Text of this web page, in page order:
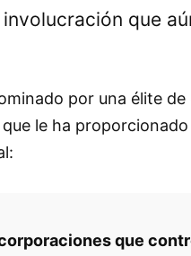
que
por una élite de
le ha
que